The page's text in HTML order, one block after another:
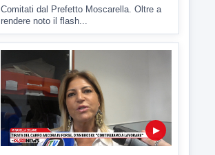
Comitati dal Prefetto Moscarella. Oltre a
rendere noto il flash...
▶